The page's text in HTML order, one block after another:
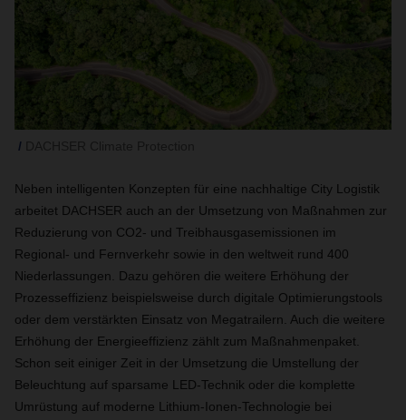
Neben intelligenten Konzepten für eine nachhaltige City Logistik
arbeitet DACHSER auch an der Umsetzung von Maßnahmen zur
Reduzierung von CO2- und Treibhausgasemissionen im
Regional- und Fernverkehr sowie in den weltweit rund 400
Niederlassungen. Dazu gehören die weitere Erhöhung der
Prozesseffizienz beispielsweise durch digitale Optimierungstools
oder dem verstärkten Einsatz von Megatrailern. Auch die weitere
Erhöhung der Energieeffizienz zählt zum Maßnahmenpaket.
Schon seit einiger Zeit in der Umsetzung die Umstellung der
Beleuchtung auf sparsame LED-Technik oder die komplette
Umrüstung auf moderne Lithium-Ionen-Technologie bei